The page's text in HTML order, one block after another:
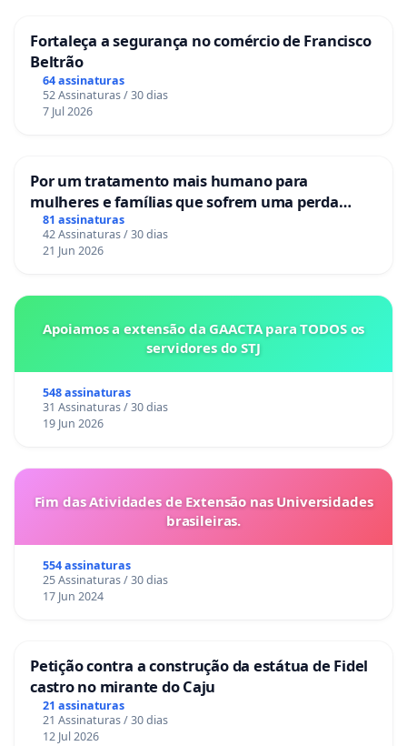
Fortaleça a segurança no comércio de Francisco
Beltrão
64 assinaturas
52 Assinaturas / 30 dias
7 Jul 2026
Por um tratamento mais humano para
mulheres e famílias que sofrem uma perda
gestacional nos hospitais portugueses
81 assinaturas
42 Assinaturas / 30 dias
21 Jun 2026
Apoiamos a extensão da GAACTA para TODOS os
servidores do STJ
548 assinaturas
31 Assinaturas / 30 dias
19 Jun 2026
Fim das Atividades de Extensão nas Universidades
brasileiras.
554 assinaturas
25 Assinaturas / 30 dias
17 Jun 2024
Petição contra a construção da estátua de Fidel
castro no mirante do Caju
21 assinaturas
21 Assinaturas / 30 dias
12 Jul 2026